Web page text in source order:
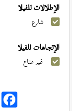
الإطلالات للفيلا
شارع
الإتجاهات للفيلا
غير متاح